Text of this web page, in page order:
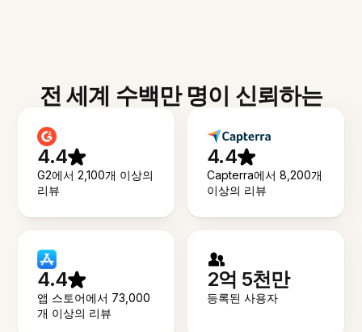
전 세계 수백만 명이 신뢰하는
4.4
G2에서 2,100개 이상의
리뷰
4.4
Capterra에서 8,200개
이상의 리뷰
4.4
앱 스토어에서 73,000
개 이상의 리뷰
2억 5천만
등록된 사용자